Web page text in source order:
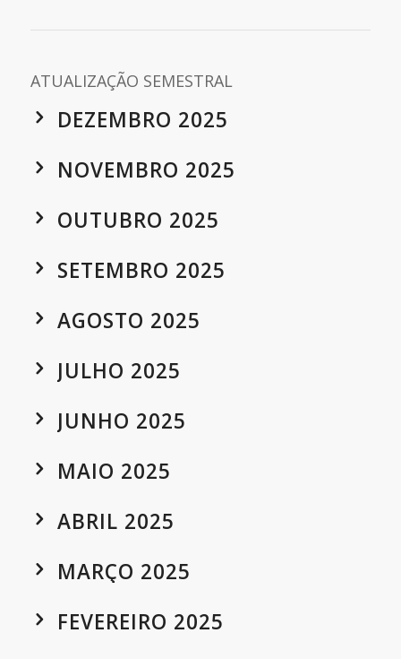
ATUALIZAÇÃO SEMESTRAL
DEZEMBRO 2025
NOVEMBRO 2025
OUTUBRO 2025
SETEMBRO 2025
AGOSTO 2025
JULHO 2025
JUNHO 2025
MAIO 2025
ABRIL 2025
MARÇO 2025
FEVEREIRO 2025